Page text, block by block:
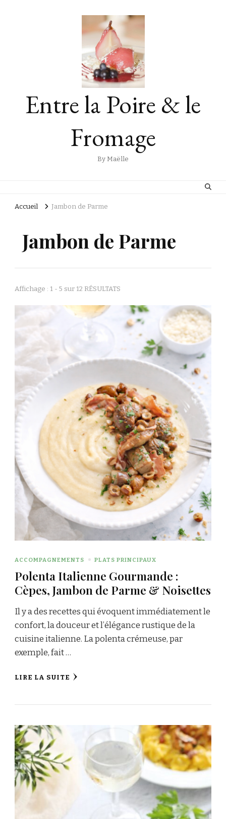
Entre la Poire & le
Fromage
By Maëlle
Accueil Jambon de Parme
Jambon de Parme
Affichage : 1 - 5 sur 12 RÉSULTATS
ACCOMPAGNEMENTS PLATS PRINCIPAUX
Polenta Italienne Gourmande :
Cèpes, Jambon de Parme & Noisettes
Il y a des recettes qui évoquent immédiatement le
confort, la douceur et l’élégance rustique de la
cuisine italienne. La polenta crémeuse, par
exemple, fait …
LIRE LA SUITE